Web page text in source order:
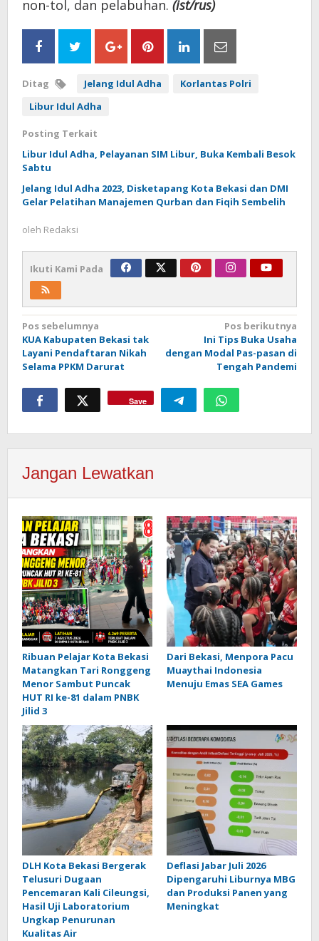
non-tol, dan pelabuhan. (ist/rus)
Ditag Jelang Idul Adha
Korlantas Polri
Libur Idul Adha
Posting Terkait
Libur Idul Adha, Pelayanan SIM Libur, Buka Kembali Besok
Sabtu
Jelang Idul Adha 2023, Disketapang Kota Bekasi dan DMI
Gelar Pelatihan Manajemen Qurban dan Fiqih Sembelih
oleh Redaksi
Ikuti Kami Pada
Navigasi
pos
Pos sebelumnya
KUA Kabupaten Bekasi tak
Layani Pendaftaran Nikah
Selama PPKM Darurat
Pos berikutnya
Ini Tips Buka Usaha
dengan Modal Pas-pasan di
Tengah Pandemi
Save
Jangan Lewatkan
Ribuan Pelajar Kota Bekasi
Matangkan Tari Ronggeng
Menor Sambut Puncak
HUT RI ke-81 dalam PNBK
Jilid 3
Dari Bekasi, Menpora Pacu
Muaythai Indonesia
Menuju Emas SEA Games
DLH Kota Bekasi Bergerak
Telusuri Dugaan
Pencemaran Kali Cileungsi,
Hasil Uji Laboratorium
Ungkap Penurunan
Kualitas Air
Deflasi Jabar Juli 2026
Dipengaruhi Liburnya MBG
dan Produksi Panen yang
Meningkat